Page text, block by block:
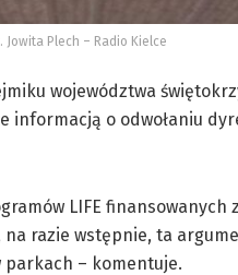
Jowita Plech – Radio Kielce
województwa
o odwołaniu
LIFE finansowanych
razie wstępnie, ta
parkach – komentuje.